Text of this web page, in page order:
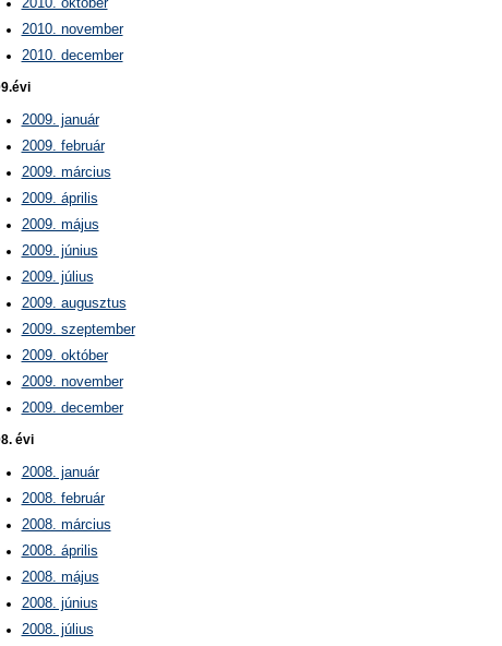
2010. november
2010. december
2009. január
2009. február
2009. március
2009. április
2009. május
2009. június
2009. július
2009. augusztus
2009. szeptember
2009. október
2009. november
2009. december
évi
2008. január
2008. február
2008. március
2008. április
2008. május
2008. június
2008. július